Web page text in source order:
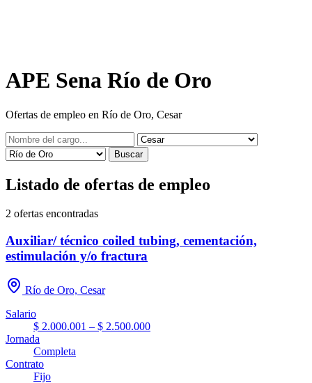
APE Sena Río de Oro
Ofertas de empleo en Río de Oro, Cesar
Buscar
Listado de ofertas de empleo
2 ofertas encontradas
Auxiliar/ técnico coiled tubing, cementación,
estimulación y/o fractura
Río de Oro, Cesar
Salario
$ 2.000.001 – $ 2.500.000
Jornada
Completa
Contrato
Fijo